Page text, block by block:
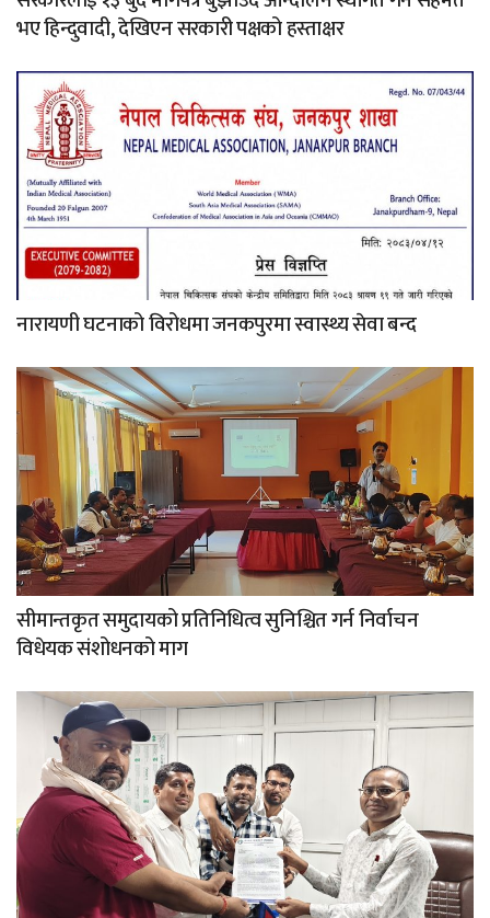
भए हिन्दुवादी, देखिएन सरकारी पक्षको हस्ताक्षर
नारायणी घटनाको विरोधमा जनकपुरमा स्वास्थ्य सेवा बन्द
सीमान्तकृत समुदायको प्रतिनिधित्व सुनिश्चित गर्न निर्वाचन
विधेयक संशोधनको माग